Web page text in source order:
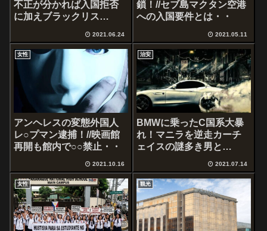
不正が分かれば入国拒否
に加えブラックリス
2021.06.24
鎖！//セブ島マクタン空港
への入国要件とは・・
2021.05.11
女性
アンヘレスの変態外国人
レ○プマン逮捕！//映画館
再開も館内で○○禁止・・
2021.10.16
治安
BMWに乗ったC国系大暴
れ！マニラを逆走カーチ
ェイスの謎多き男と
2021.07.14
女性 観光